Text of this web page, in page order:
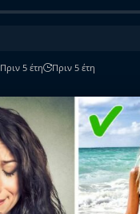
Πριν 5 έτη Πριν 5 έτη